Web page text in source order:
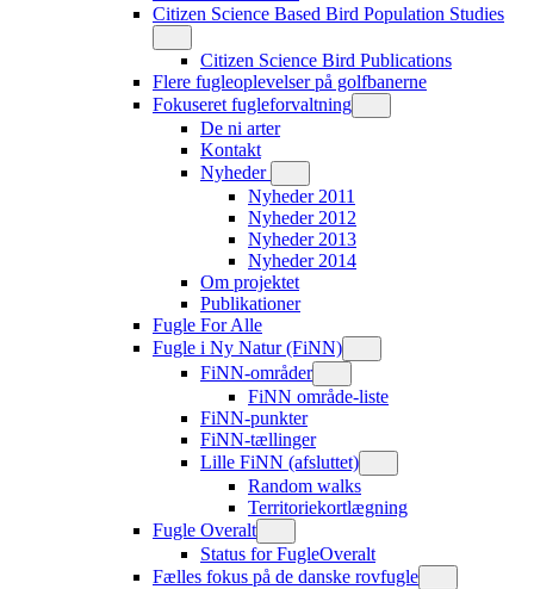
Citizen Science Based Bird Population Studies
Citizen Science Bird Publications
Flere fugleoplevelser på golfbanerne
Fokuseret fugleforvaltning
De ni arter
Kontakt
Nyheder
Nyheder 2011
Nyheder 2012
Nyheder 2013
Nyheder 2014
Om projektet
Publikationer
Fugle For Alle
Fugle i Ny Natur (FiNN)
FiNN-områder
FiNN område-liste
FiNN-punkter
FiNN-tællinger
Lille FiNN (afsluttet)
Random walks
Territoriekortlægning
Fugle Overalt
Status for FugleOveralt
Fælles fokus på de danske rovfugle